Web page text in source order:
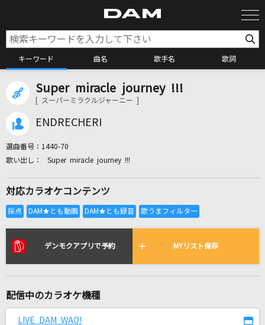
キーワード 曲名 歌手名 歌詞
カラオケ検索
全国りれき
リアルタイムで歌われている曲の一覧
愛してるばんざーい!
Super miracle journey !!!
[ スーパーミラクルジャーニー ]
ENDRECHERI
選曲番号： 1440-70
Super miracle journey !!!
対応カラオケコンテンツ
デンモクアプリで予約 MYリスト保存
配信中のカラオケ機種
LIVE DAM WAO!